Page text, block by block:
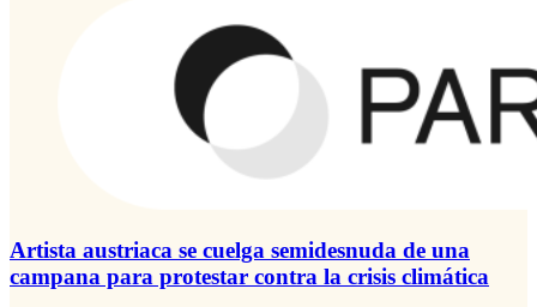
Artista austriaca se cuelga semidesnuda de una
campana para protestar contra la crisis climática